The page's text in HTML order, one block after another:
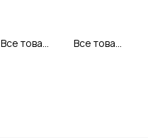
Все товары Мистраль Все товары категории